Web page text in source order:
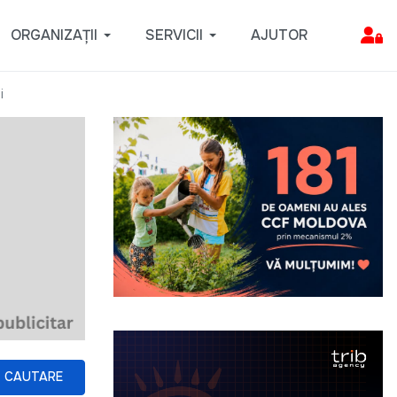
ORGANIZAȚII SERVICII AJUTOR
CAUTARE